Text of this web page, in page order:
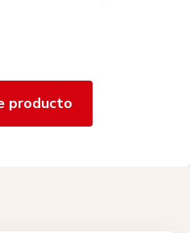
producto